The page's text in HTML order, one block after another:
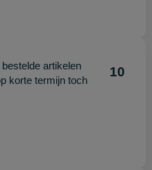
artikelen
korte termijn toch
10